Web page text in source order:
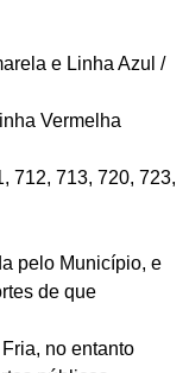
e Linha Azul /
Vermelha
712, 713, 720, 723,
pelo Município, e
de que
no entanto